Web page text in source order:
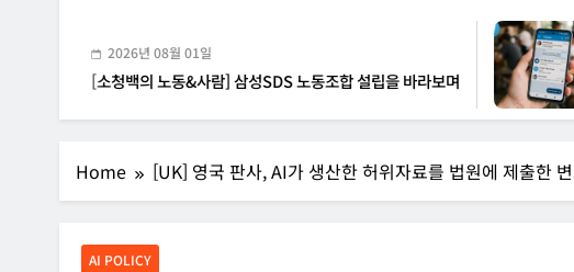
2026년 08월 01일
[소청백의 노동&사람] 삼성SDS 노동조합 설립을 바라보며
2026
Home [UK] 영국 판사, AI가 생산한 허위자료를 법원에 제출한
AI POLICY